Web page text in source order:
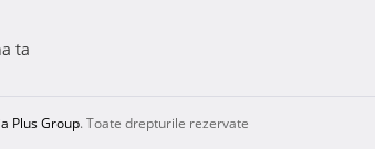
ta
Plus Group. Toate drepturile rezervate